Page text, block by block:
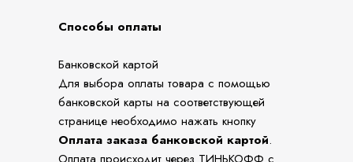
Способы оплаты
Банковской картой
Для выбора оплаты товара с помощью
банковской карты на соответствующей
странице необходимо нажать кнопку
Оплата заказа банковской картой.